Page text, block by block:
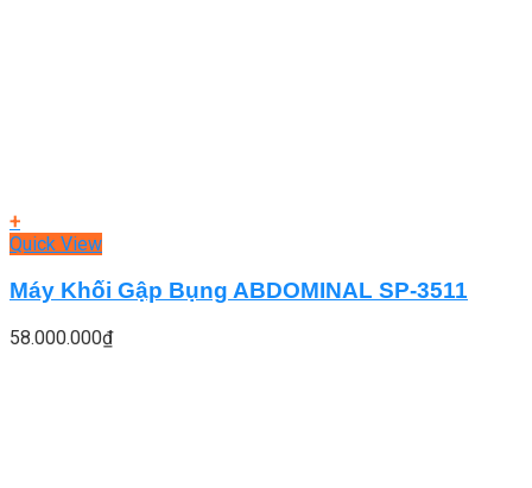
+
Quick View
Máy Khối Gập Bụng ABDOMINAL SP-3511
58.000.000₫